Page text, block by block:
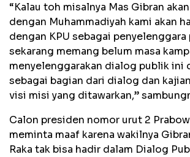
“Kalau toh misalnya Mas Gibran
dengan Muhammadiyah kami akan
dengan KPU sebagai penyelenggara
sekarang memang belum masa
menyelenggarakan dialog publik ini
sebagai bagian dari dialog dan
visi misi yang ditawarkan,”
Calon presiden nomor urut 2
meminta maaf karena wakilnya
Raka tak bisa hadir dalam Dialog